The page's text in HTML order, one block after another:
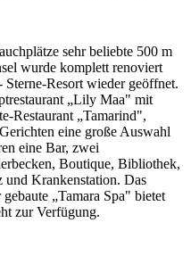
sehr beliebte 500 m
wurde komplett renoviert
Sterne-Resort wieder geöffnet.
„Lily Maa" mit
Restaurant „Tamarind",
eine große Auswahl
eine Bar, zwei
Boutique, Bibliothek,
Krankenstation. Das
„Tamara Spa" bietet
zur Verfügung.